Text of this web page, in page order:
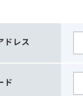
ドレス
ド